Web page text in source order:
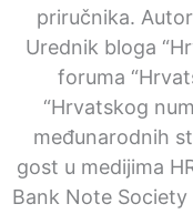
priručnika.
Urednik bloga
foruma
“Hrvatskog
međunarodnih
gost u medijima
Bank Note Society